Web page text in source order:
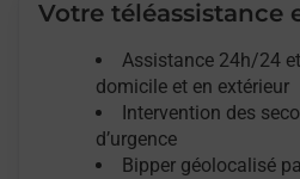
Votre téléassistance
Assistance 24h/24
domicile et en extérieur
Intervention des
d’urgence
Bipper géolocalisé